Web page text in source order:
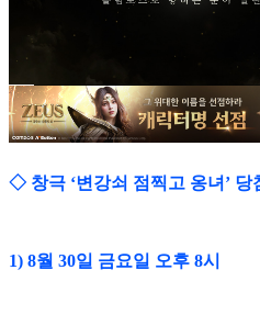
◇ 창극 ‘변강쇠 점찍고 옹녀’
1) 8월 30일 금요일 오후 8시